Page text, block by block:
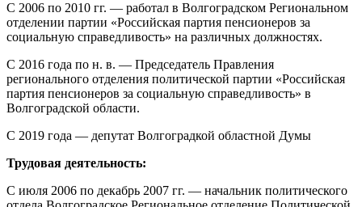
С 2006 по 2010 гг. — работал в Волгоградском Региональном
отделении партии «Российская партия пенсионеров за
социальную справедливость» на различных должностях.
С 2016 года по н. в. — Председатель Правления
регионального отделения политической партии «Российская
партия пенсионеров за социальную справедливость» в
Волгоградской области.
С 2019 года — депутат Волгоградкой областной Думы
Трудовая деятельность:
С июля 2006 по декабрь 2007 гг. — начальник политического